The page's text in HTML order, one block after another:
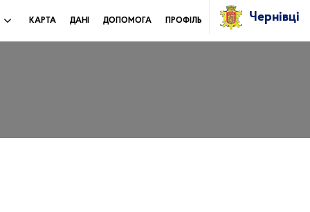
КАРТА ДАНІ ДОПОМОГА ПРОФІЛЬ Чернівці